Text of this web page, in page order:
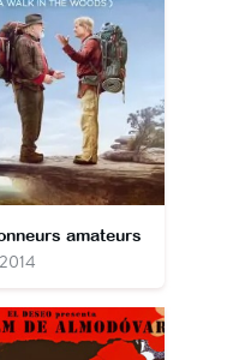
amateurs